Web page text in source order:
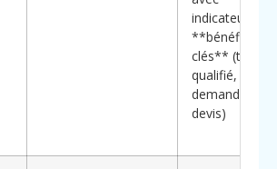
indicateurs de
**bénéfices
clés** (trafic
qualifié,
demandes de
devis)